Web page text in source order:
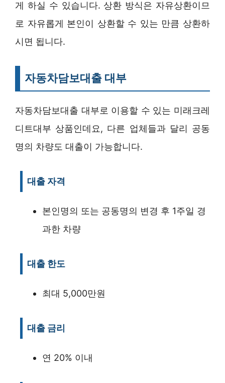
게 하실 수 있습니다. 상환 방식은 자유상환이므
로 자유롭게 본인이 상환할 수 있는 만큼 상환하
시면 됩니다.
자동차담보대출 대부
자동차담보대출 대부로 이용할 수 있는 미래크레
디트대부 상품인데요, 다른 업체들과 달리 공동
명의 차량도 대출이 가능합니다.
대출 자격
본인명의 또는 공동명의 변경 후 1주일 경
과한 차량
대출 한도
최대 5,000만원
대출 금리
연 20% 이내